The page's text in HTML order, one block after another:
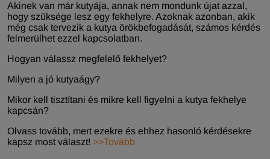
Akinek van már kutyája, annak nem mondunk újat azzal,
hogy szüksége lesz egy fekhelyre. Azoknak azonban, akik
még csak tervezik a kutya örökbefogadását, számos kérdés
felmerülhet ezzel kapcsolatban.
Hogyan válassz megfelelő fekhelyet?
Milyen a jó kutyaágy?
Mikor kell tisztítani és mikre kell figyelni a kutya fekhelye
kapcsán?
Olvass tovább, mert ezekre és ehhez hasonló kérdésekre
kapsz most választ! >>Tovább